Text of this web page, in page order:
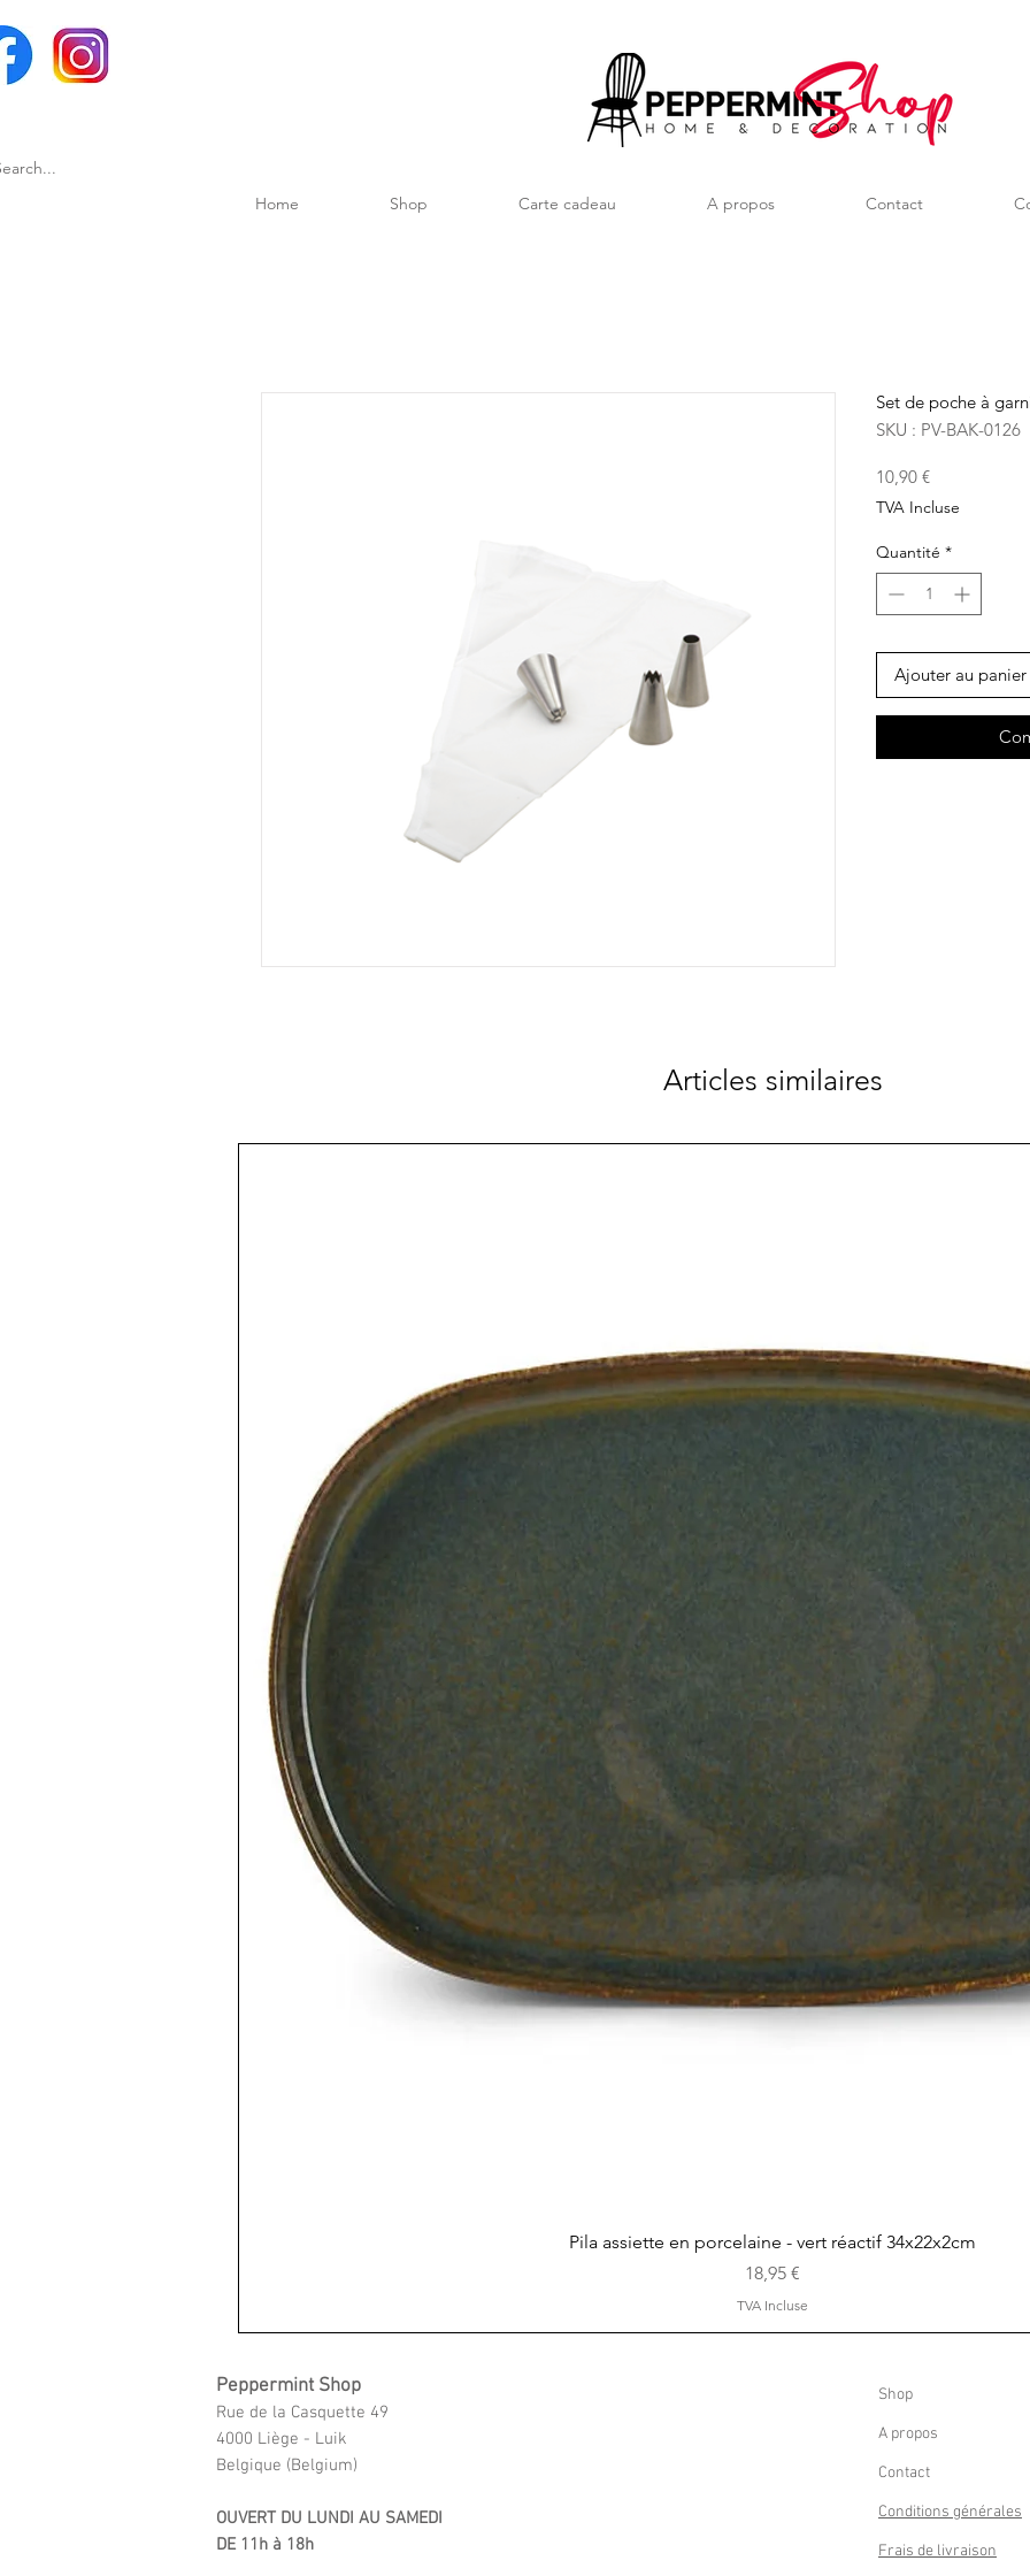
Home Shop Carte cadeau A propos Contact
Set de poche à
SKU : PV-BAK-0126
10,90 €Prix
TVA Incluse
Quantité *
Ajouter au panier
Articles similaires
Aperçu rapide
Pila assiette en porcelaine - vert réactif 34x22x2cm
Prix
18,95 €
TVA Incluse
Peppermint Shop
Rue de la Casquette 49
4000 Liège - Luik
Belgique (Belgium)
OUVERT DU LUNDI AU SAMEDI
DE 11h à 18h
Shop
A propos
Contact
Conditions générales
Frais de livraison